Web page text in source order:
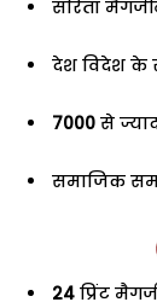
सरिता
देश विदेश के
7000 से
समाजिक
24 प्रिंट